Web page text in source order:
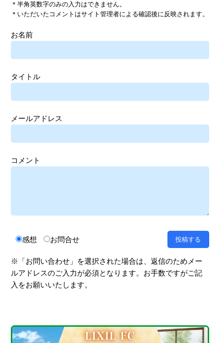
＊半角英数字のみの入力はできません。
＊いただいたコメントはサイト管理者による確認後に反映されます。
お名前
タイトル
メールアドレス
コメント
感想 お問合せ
※「お問い合わせ」を選択された場合は、返信のためメー
ルアドレスのご入力が必須となります。お手数ですがご記
入をお願いいたします。